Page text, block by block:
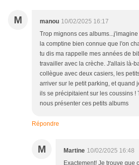
M manou 10/02/2025 16:17
Trop mignons ces
la comptine bien connue que l'on
tu dis ma rappelle mes années de
travailler avec la crèche. J'allais là-
collègue avec deux casiers, les
arriver sur le petit parking, et quand
ils se précipitaient sur les coussins !
nous présenter ces petits albums
Répondre
M Martine 10/02/2025 16:48
Exactement! Je trouve que